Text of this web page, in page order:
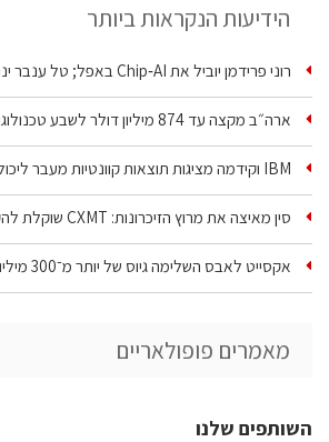
הידיעות הנקראות ביותר
רוני פרידמן יוביל את Chip‑AI באפל; טל ענבר ינהל את…
ארה״ב מקצה עד 874 מיליון דולר לשבע טכנולוגיות שבבים…
IBM וקידמה מציגות תוצאות קוונטיות מעבר ליכולת…
סין מאיצה את מרוץ הזיכרונות: CXMT שוקלת להקים מפעל…
אקסייט לאבס השלימה גיוס של יותר מ־300 מיליון דולר…
מאמרים פופולאריים
השותפים שלנו